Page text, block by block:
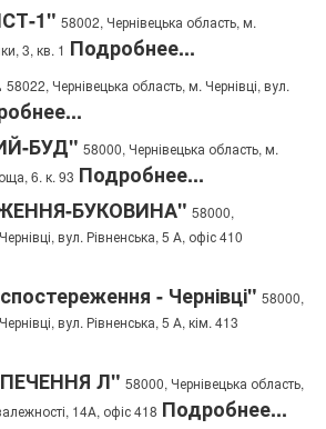
1" 58002, Чернівецька область, м.
3, кв. 1 Подробнее...
58022, Чернівецька область, м. Чернівці, вул.
БУД" 58000, Чернівецька область, м.
6. к. 93 Подробнее...
БУКОВИНА" 58000,
вул. Рівненська, 5 А, офіс 410
- Чернівці" 58000,
вул. Рівненська, 5 А, кім. 413
Л" 58000, Чернівецька область,
14А, офіс 418 Подробнее...